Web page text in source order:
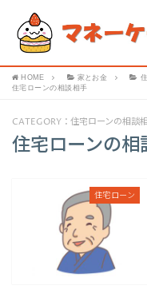
HOME 家とお金
住宅ローンの相談相手
CATEGORY：住宅ローンの相談
住宅ローンの相
住宅ローン